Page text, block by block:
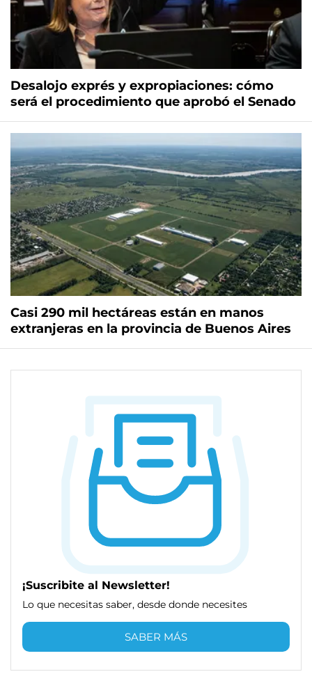
Desalojo exprés y expropiaciones: cómo
será el procedimiento que aprobó el Senado
Casi 290 mil hectáreas están en manos
extranjeras en la provincia de Buenos Aires
¡Suscribite al Newsletter!
Lo que necesitas saber, desde donde necesites
SABER MÁS